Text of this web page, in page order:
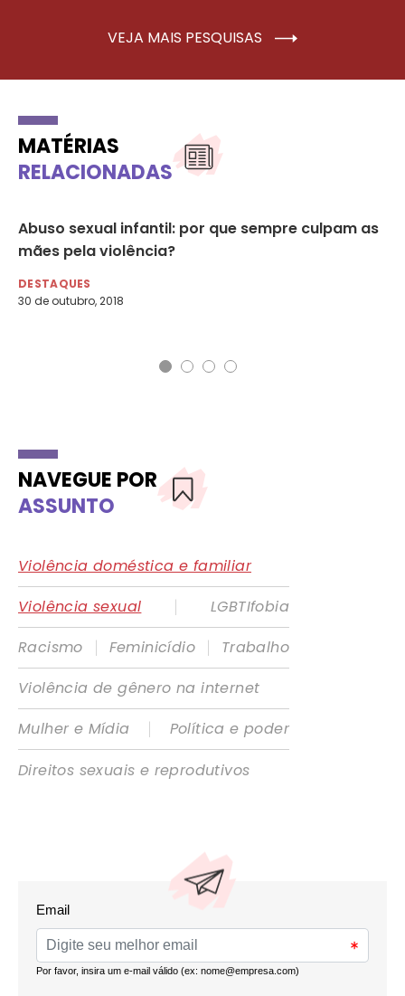
VEJA MAIS PESQUISAS
MATÉRIAS
RELACIONADAS
Abuso sexual infantil: por que sempre culpam as
mães pela violência?
DESTAQUES
30 de outubro, 2018
NAVEGUE POR
ASSUNTO
Violência doméstica e familiar
Violência sexual
|
LGBTIfobia
Racismo
| Feminicídio |
Trabalho
Violência de gênero na internet
Mulher e Mídia
|
Política e poder
Direitos sexuais e reprodutivos